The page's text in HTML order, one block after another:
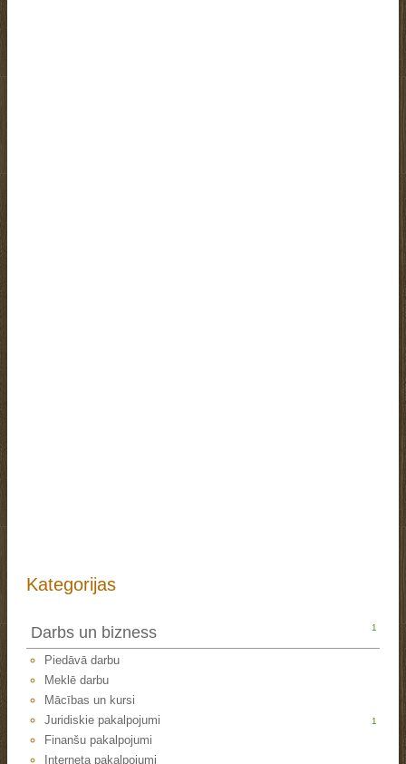
Kategorijas
Darbs un bizness 1
Piedāvā darbu
Meklē darbu
Mācības un kursi
Juridiskie pakalpojumi
1
Finanšu pakalpojumi
Interneta pakalpojumi